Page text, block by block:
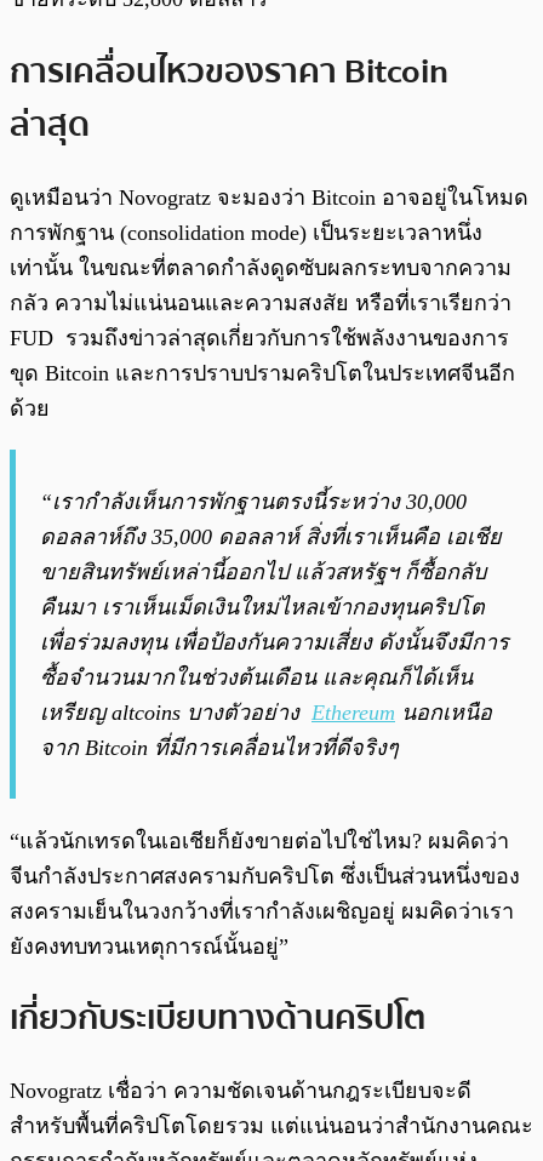
การเคลื่อนไหวของราคา Bitcoin
ล่าสุด
ดูเหมือนว่า Novogratz จะมองว่า Bitcoin อาจอยู่ในโหมด
การพักฐาน (consolidation mode) เป็นระยะเวลาหนึ่ง
เท่านั้น ในขณะที่ตลาดกำลังดูดซับผลกระทบจากความ
กลัว ความไม่แน่นอนและความสงสัย หรือที่เราเรียกว่า
FUD รวมถึงข่าวล่าสุดเกี่ยวกับการใช้พลังงานของการ
ขุด Bitcoin และการปราบปรามคริปโตในประเทศจีนอีก
ด้วย
“เรากำลังเห็นการพักฐานตรงนี้ระหว่าง 30,000
ดอลลาห์ถึง 35,000 ดอลลาห์ สิ่งที่เราเห็นคือ เอเชีย
ขายสินทรัพย์เหล่านี้ออกไป แล้วสหรัฐฯ ก็ซื้อกลับ
คืนมา เราเห็นเม็ดเงินใหม่ไหลเข้ากองทุนคริปโต
เพื่อร่วมลงทุน เพื่อป้องกันความเสี่ยง ดังนั้นจึงมีการ
ซื้อจำนวนมากในช่วงต้นเดือน และคุณก็ได้เห็น
เหรียญ altcoins บางตัวอย่าง Ethereum นอกเหนือ
จาก Bitcoin ที่มีการเคลื่อนไหวที่ดีจริงๆ
“แล้วนักเทรดในเอเชียก็ยังขายต่อไปใช่ไหม? ผมคิดว่า
จีนกำลังประกาศสงครามกับคริปโต ซึ่งเป็นส่วนหนึ่งของ
สงครามเย็นในวงกว้างที่เรากำลังเผชิญอยู่ ผมคิดว่าเรา
ยังคงทบทวนเหตุการณ์นั้นอยู่”
เกี่ยวกับระเบียบทางด้านคริปโต
Novogratz เชื่อว่า ความชัดเจนด้านกฎระเบียบจะดี
สำหรับพื้นที่คริปโตโดยรวม แต่แน่นอนว่าสำนักงานคณะ